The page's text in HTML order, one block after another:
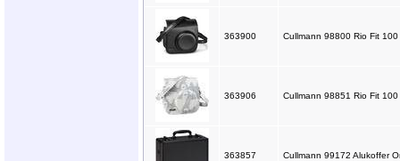
363900 Cullmann 98800 Rio Fit
363906 Cullmann 98851 Rio Fit
363857 Cullmann 99172 Alukoffer